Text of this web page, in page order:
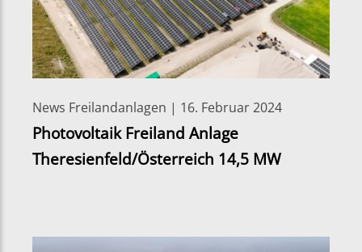
News Freilandanlagen | 16. Februar 2024
Photovoltaik Freiland Anlage
Theresienfeld/Österreich 14,5 MW